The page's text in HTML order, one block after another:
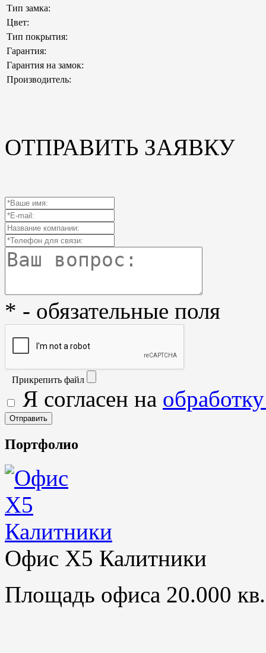
Тип замка:
Цвет:
Тип покрытия:
Гарантия:
Гарантия на замок:
Производитель:
ОТПРАВИТЬ ЗАЯВКУ
* - обязательные поля
Прикрепить файл
Я согласен на
Портфолио
Офис X5 Калитники
Площадь офиса 20.000